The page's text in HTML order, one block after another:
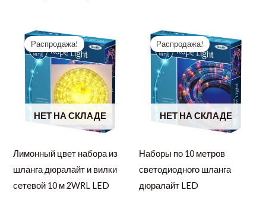
НЕТ НА СКЛАДЕ
Распродажа!
Лимонный цвет набора из
шланга дюралайт и вилки
сетевой 10 м 2WRL LED
НЕТ НА СКЛАДЕ
Распродажа!
Наборы по 10 метров
светодиодного шланга
дюралайт LED